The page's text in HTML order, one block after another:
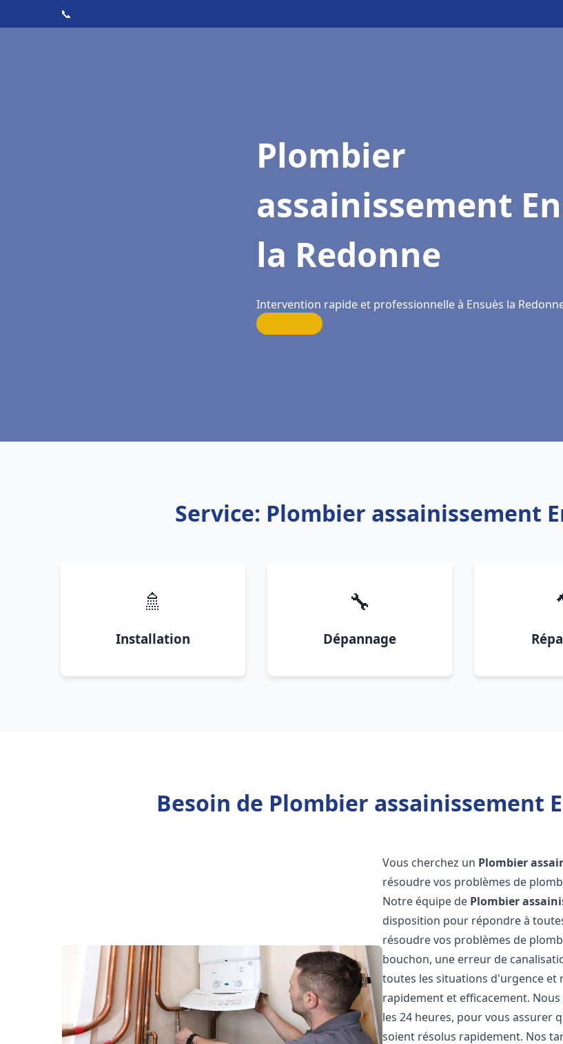
📞
Plombier
assainissement
la Redonne
Intervention rapide et professionnelle à Ensuès la
Service: Plombier assainissement
🚿
Installation
🔧
Dépannage
Besoin de Plombier assainissement
Vous cherchez un Plombier
résoudre vos problèmes de
Notre équipe de Plombier
disposition pour répondre à
résoudre vos problèmes de
bouchon, une erreur de
toutes les situations d'urgence et
rapidement et efficacement.
les 24 heures, pour vous assurer
soient résolus rapidement. Nos